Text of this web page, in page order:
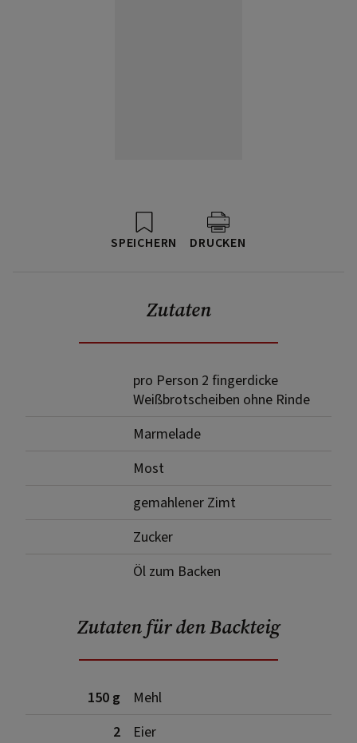
SPEICHERN DRUCKEN
Zutaten
pro Person 2 fingerdicke
Weißbrotscheiben ohne Rinde
Marmelade
Most
gemahlener Zimt
Zucker
Öl zum Backen
Zutaten für den Backteig
150 g
Mehl
2
Eier